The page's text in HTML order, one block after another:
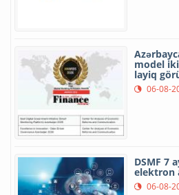
model
layiq
06-08-
DSMF 7
elektron
06-08-